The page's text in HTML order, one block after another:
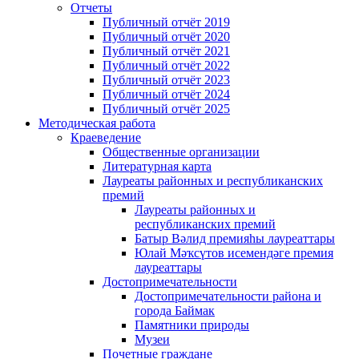
Отчеты
Публичный отчёт 2019
Публичный отчёт 2020
Публичный отчёт 2021
Публичный отчёт 2022
Публичный отчёт 2023
Публичный отчёт 2024
Публичный отчёт 2025
Методическая работа
Краеведение
Общественные организации
Литературная карта
Лауреаты районных и республиканских
премий
Лауреаты районных и
республиканских премий
Батыр Вәлид премияһы лауреаттары
Юлай Мәҡсүтов исемендәге премия
лауреаттары
Достопримечательности
Достопримечательности района и
города Баймак
Памятники природы
Музеи
Почетные граждане